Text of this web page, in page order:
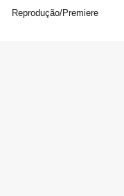
Reprodução/Premiere